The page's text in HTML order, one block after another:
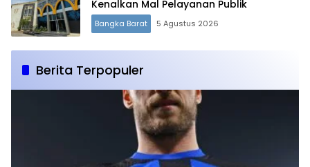
Kenalkan Mal Pelayanan Publik
Bangka Barat 5 Agustus 2026
Berita Terpopuler